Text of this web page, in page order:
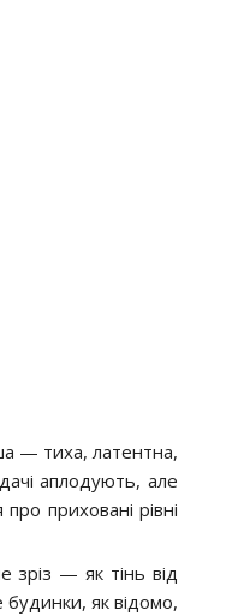
— тиха, латентна,
аплодують, але
приховані рівні
— як тінь від
будинки, як відомо,